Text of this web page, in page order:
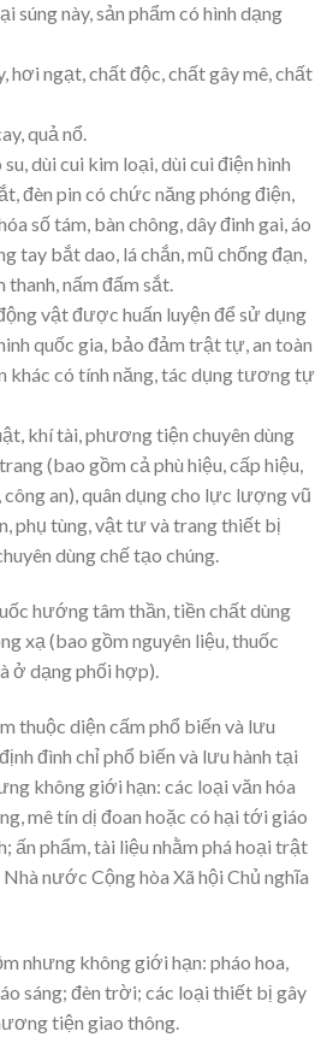
súng này, sản phẩm có hình dạng
hơi ngạt, chất độc, chất gây mê, chất
quả nổ.
dùi cui kim loại, dùi cui điện hình
đèn pin có chức năng phóng điện,
số tám, bàn chông, dây đinh gai, áo
tay bắt dao, lá chắn, mũ chống đạn,
nấm đấm sắt.
vật được huấn luyện để sử dụng
quốc gia, bảo đảm trật tự, an toàn
khác có tính năng, tác dụng tương tự
khí tài, phương tiện chuyên dùng
(bao gồm cả phù hiệu, cấp hiệu,
công an), quân dụng cho lực lượng vũ
phụ tùng, vật tư và trang thiết bị
dùng chế tạo chúng.
hướng tâm thần, tiền chất dùng
xạ (bao gồm nguyên liệu, thuốc
ở dạng phối hợp).
thuộc diện cấm phổ biến và lưu
đình chỉ phổ biến và lưu hành tại
không giới hạn: các loại văn hóa
mê tín dị đoan hoặc có hại tới giáo
ấn phẩm, tài liệu nhằm phá hoại trật
nước Cộng hòa Xã hội Chủ nghĩa
nhưng không giới hạn: pháo hoa,
sáng; đèn trời; các loại thiết bị gây
tiện giao thông.